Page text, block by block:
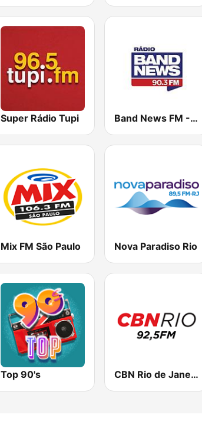
Super Rádio Tupi Band News FM - 90.3 RJ
Mix FM São Paulo Nova Paradiso Rio
Top 90's CBN Rio de Janeiro